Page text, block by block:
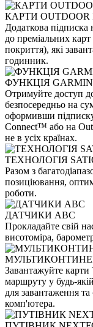
КАРТИ OUTDOOR
Додаткова
до преміальних карт
покриття), які
годинник.
ФУНКЦІЯ GARMIN
Отримуйте доступ
безпосередньо на
оформивши
Connect™ або на
не в усіх країнах.
ТЕХНОЛОГІЯ
Разом з
позиціювання,
роботи.
ДАТЧИКИ ABC
Прокладайте свій
висотоміра,
Завантажуйте карти
маршруту у будь-
для завантаження
комп'ютера.